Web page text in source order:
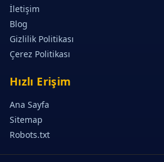
İletişim
Blog
Gizlilik Politikası
Çerez Politikası
Hızlı Erişim
Ana Sayfa
Sitemap
Robots.txt